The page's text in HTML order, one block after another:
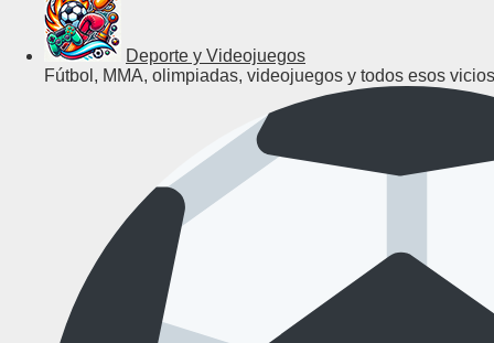
Deporte y Videojuegos
Fútbol, MMA, olimpiadas, videojuegos y todos esos